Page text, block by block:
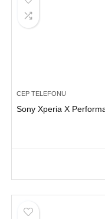
CEP TELEFONU
Sony Xperia X